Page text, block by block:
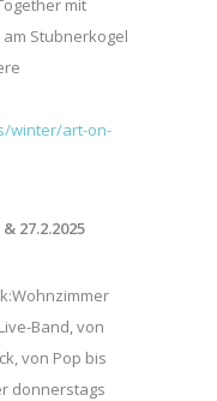
Stubnerkogel
winter/art-on-
27.2.2025
Band, von
von Pop bis
donnerstags